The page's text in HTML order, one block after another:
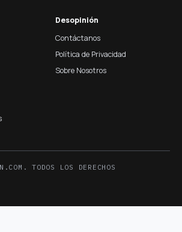
Desopinión
Contáctanos
Política de Privacidad
Sobre Nosotros
TODOS LOS DERECHOS